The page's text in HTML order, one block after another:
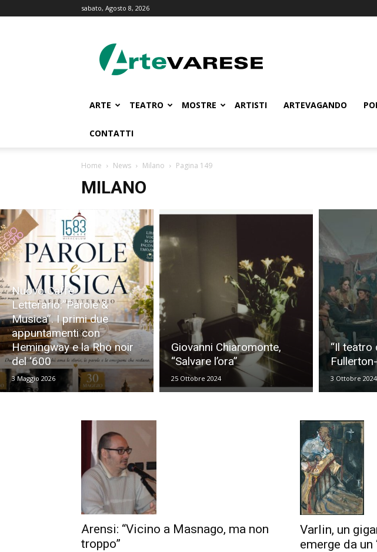
sabato, Agosto 8, 2026
ARTE TEATRO MOSTRE ARTISTI ARTEVAGANDO
CONTATTI
Home News Milano Pagina 149
MILANO
Nuovo Caffè
Letterario:”Parole &
Musica”. I primi due
appuntamenti con
Hemingway e la Rho noir
del ‘600
3 Maggio 2026
Giovanni Chiaromonte,
“Salvare l’ora”
25 Ottobre 2024
“Il teatro
3 Ottobre 2024
Arensi: “Vicino a Masnago, ma non
troppo”
Varlin, un
emerge da un